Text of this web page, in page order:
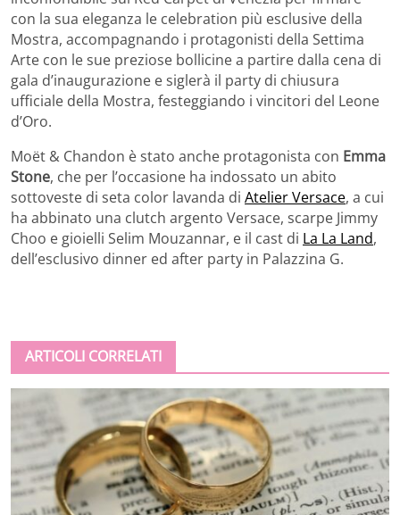
con la sua eleganza le celebration più esclusive della
Mostra, accompagnando i protagonisti della Settima
Arte con le sue preziose bollicine a partire dalla cena di
gala d’inaugurazione e siglerà il party di chiusura
ufficiale della Mostra, festeggiando i vincitori del Leone
d’Oro.
Moët & Chandon è stato anche protagonista con Emma
Stone, che per l’occasione ha indossato un abito
sottoveste di seta color lavanda di Atelier Versace, a cui
ha abbinato una clutch argento Versace, scarpe Jimmy
Choo e gioielli Selim Mouzannar, e il cast di La La Land,
dell’esclusivo dinner ed after party in Palazzina G.
ARTICOLI CORRELATI